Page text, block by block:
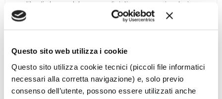
Questo sito web utilizza i cookie
Questo sito utilizza cookie tecnici (piccoli file informatici
necessari alla corretta navigazione) e, solo previo
consenso dell’utente, possono essere utilizzati anche
vestito di alcune statue sono dipinti personaggi o storie
utilizzando colori più sgargianti. Le applicazioni di foglia
trovano decorazioni in oro anche sui Bodhisattva, sulle
Nella statuaria buddista del periodo delle dinastie del Nord
e del Sud la forma e lo stile mantengono una loro